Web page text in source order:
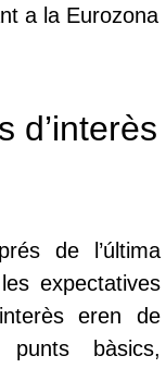
a la Eurozona
d’interès
de l’última
expectatives
eren de
bàsics,